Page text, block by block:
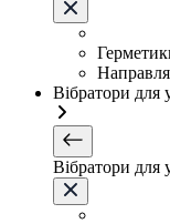
Вібратори для
Вібратори для